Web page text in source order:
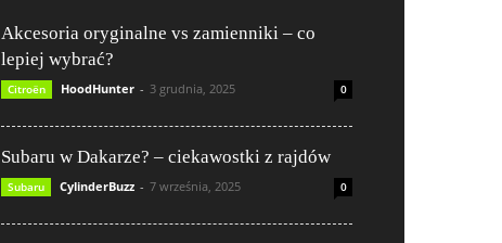
Akcesoria oryginalne vs zamienniki – co
lepiej wybrać?
Citroën HoodHunter - 3 grudnia, 2025 0
Subaru w Dakarze? – ciekawostki z rajdów
Subaru CylinderBuzz - 7 września, 2025 0